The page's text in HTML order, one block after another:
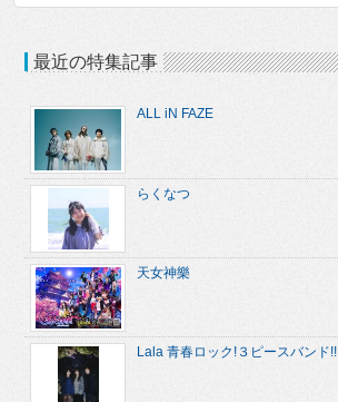
最近の特集記事
ALL iN FAZE
らくなつ
天女神樂
Lala 青春ロック!３ピースバンド!!